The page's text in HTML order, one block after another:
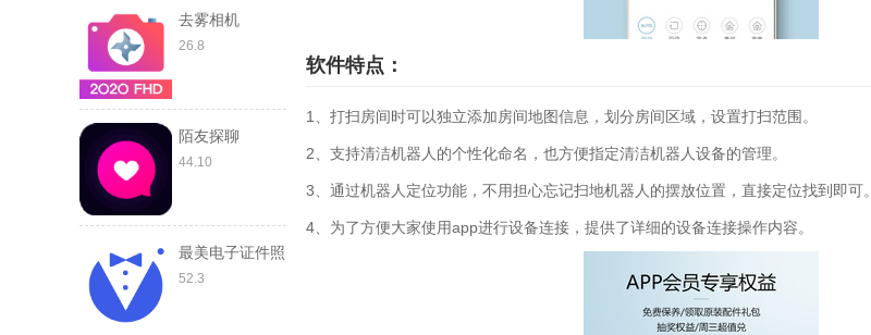
去雾相机
26.8
陌友探聊
44.10
最美电子证件照
52.3
软件特点：
1、打扫房间时可以独立添加房间地图信息，划分房间区域，设置打扫范围。
2、支持清洁机器人的个性化命名，也方便指定清洁机器人设备的管理。
3、通过机器人定位功能，不用担心忘记扫地机器人的摆放位置，直接定位找到即可。
4、为了方便大家使用app进行设备连接，提供了详细的设备连接操作内容。